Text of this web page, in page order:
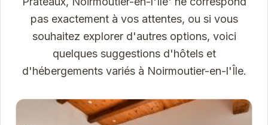
pas exactement à vos attentes, ou si vous
souhaitez explorer d'autres options, voici
quelques suggestions d'hôtels et
d'hébergements variés à Noirmoutier-en-l'Île.